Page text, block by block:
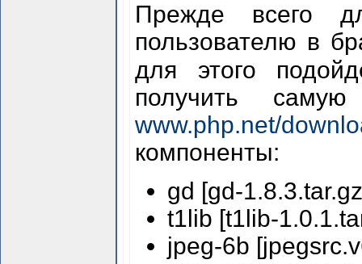
Прежде всего
пользователю в
для этого
получить
www.php.net/
компоненты:
gd [gd-
t1lib [t1lib-
jpeg-6b